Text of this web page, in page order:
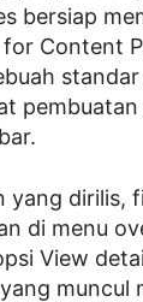
bersiap
for Content
yang dirilis,
di menu
View
muncul